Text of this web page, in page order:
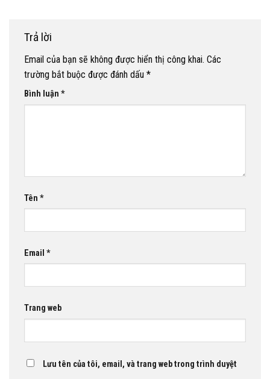
Trả lời
Email của bạn sẽ không được hiển thị công khai. Các
trường bắt buộc được đánh dấu *
Bình luận *
Tên *
Email *
Trang web
Lưu tên của tôi, email, và trang web trong trình duyệt